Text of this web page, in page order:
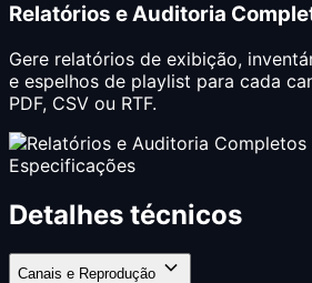
Relatórios e Auditoria
Gere relatórios de exibição,
e espelhos de playlist para cada
PDF, CSV ou RTF.
Especificações
Detalhes técnicos
Canais e Reprodução